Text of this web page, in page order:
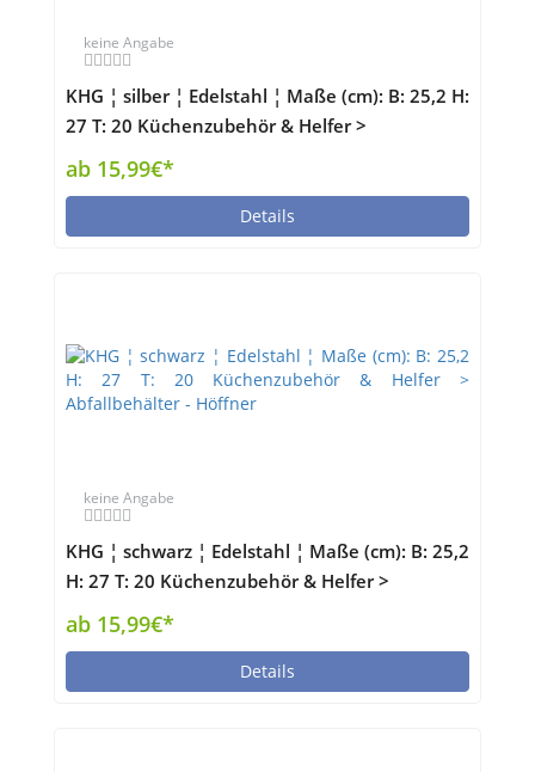
keine Angabe
KHG ¦ silber ¦ Edelstahl ¦ Maße (cm): B: 25,2 H:
27 T: 20 Küchenzubehör & Helfer >
Abfallbehälter - Höffner
ab 15,99€*
Details
keine Angabe
KHG ¦ schwarz ¦ Edelstahl ¦ Maße (cm): B: 25,2
H: 27 T: 20 Küchenzubehör & Helfer >
Abfallbehälter - Höffner
ab 15,99€*
Details